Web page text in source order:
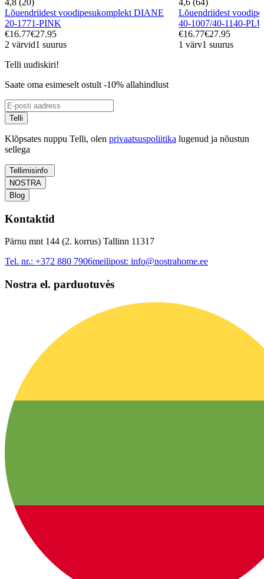
4,8 (20)
Lõuendriidest voodipesukomplekt DIANE
20-1771-PINK
€16.77€27.95
2 värvid1 suurus
4,6 (64)
Lõuendriidest
40-1007/40-1140-
€16.77€27.95
1 värv1 suurus
Telli uudiskiri!
Saate oma esimeselt ostult -10% allahindlust
Telli
Klõpsates nuppu Telli, olen privaatsuspoliitika lugenud ja nõustun
sellega
Tellimisinfo
NOSTRA
Blog
Kontaktid
Pärnu mnt 144 (2. korrus) Tallinn 11317
Tel. nr.: +372 880 7906meilipost: info@nostrahome.ee
Nostra el. parduotuvės